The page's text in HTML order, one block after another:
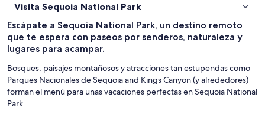
Visita Sequoia National Park
Escápate a Sequoia National Park, un destino remoto
que te espera con paseos por senderos, naturaleza y
lugares para acampar.
Bosques, paisajes montañosos y atracciones tan estupendas como
Parques Nacionales de Sequoia and Kings Canyon (y alrededores)
forman el menú para unas vacaciones perfectas en Sequoia National
Park.